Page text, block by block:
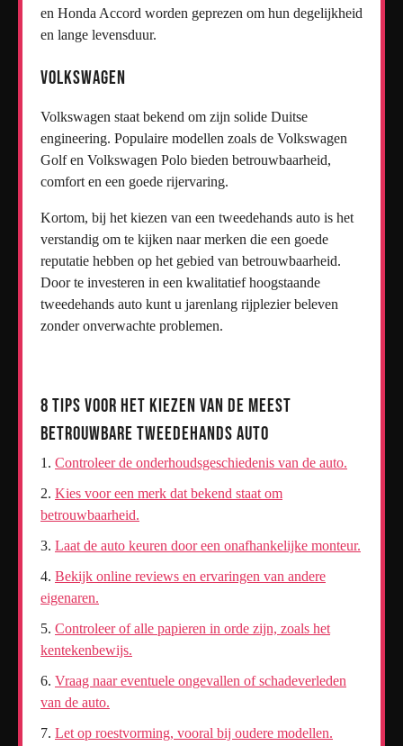
en Honda Accord worden geprezen om hun degelijkheid
en lange levensduur.
Volkswagen
Volkswagen staat bekend om zijn solide Duitse
engineering. Populaire modellen zoals de Volkswagen
Golf en Volkswagen Polo bieden betrouwbaarheid,
comfort en een goede rijervaring.
Kortom, bij het kiezen van een tweedehands auto is het
verstandig om te kijken naar merken die een goede
reputatie hebben op het gebied van betrouwbaarheid.
Door te investeren in een kwalitatief hoogstaande
tweedehands auto kunt u jarenlang rijplezier beleven
zonder onverwachte problemen.
8 Tips voor het Kiezen van de Meest
Betrouwbare Tweedehands Auto
Controleer de onderhoudsgeschiedenis van de auto.
Kies voor een merk dat bekend staat om
betrouwbaarheid.
Laat de auto keuren door een onafhankelijke monteur.
Bekijk online reviews en ervaringen van andere
eigenaren.
Controleer of alle papieren in orde zijn, zoals het
kentekenbewijs.
Vraag naar eventuele ongevallen of schadeverleden
van de auto.
Let op roestvorming, vooral bij oudere modellen.